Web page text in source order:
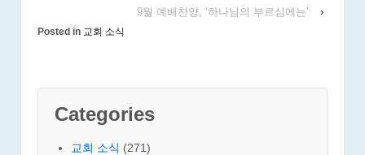
9월 예배찬양, ‘하나님의 부르심에는’
›
Posted in 교회 소식
Categories
교회 소식 (271)